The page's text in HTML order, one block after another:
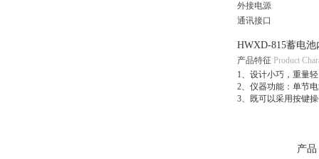
外接电源
通讯接口
HWXD-815蓄电
产品特征 Product
1、设计小巧，重量
2、仪器功能：单节
3、既可以采用按键
产品